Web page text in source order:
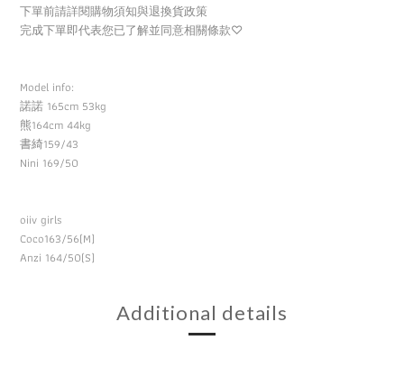
下單前請詳閱購物須知與退換貨政策
完成下單即代表您已了解並同意相關條款♡
Model info:
諾諾 165cm 53kg
熊164cm 44kg
書綺159/43
Nini 169/50
oiiv girls
Coco163/56(M)
Anzi 164/50(S)
Additional details